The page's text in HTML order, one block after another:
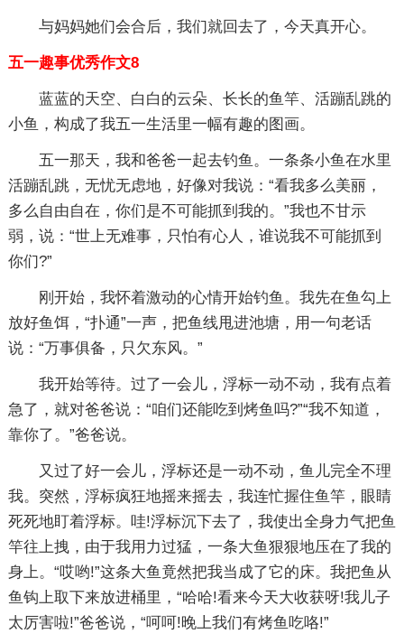
与妈妈她们会合后，我们就回去了，今天真开心。
五一趣事优秀作文8
蓝蓝的天空、白白的云朵、长长的鱼竿、活蹦乱跳的
小鱼，构成了我五一生活里一幅有趣的图画。
五一那天，我和爸爸一起去钓鱼。一条条小鱼在水里
活蹦乱跳，无忧无虑地，好像对我说：“看我多么美丽，
多么自由自在，你们是不可能抓到我的。”我也不甘示
弱，说：“世上无难事，只怕有心人，谁说我不可能抓到
你们?”
刚开始，我怀着激动的心情开始钓鱼。我先在鱼勾上
放好鱼饵，“扑通”一声，把鱼线甩进池塘，用一句老话
说：“万事俱备，只欠东风。”
我开始等待。过了一会儿，浮标一动不动，我有点着
急了，就对爸爸说：“咱们还能吃到烤鱼吗?”“我不知道，
靠你了。”爸爸说。
又过了好一会儿，浮标还是一动不动，鱼儿完全不理
我。突然，浮标疯狂地摇来摇去，我连忙握住鱼竿，眼睛
死死地盯着浮标。哇!浮标沉下去了，我使出全身力气把鱼
竿往上拽，由于我用力过猛，一条大鱼狠狠地压在了我的
身上。“哎哟!”这条大鱼竟然把我当成了它的床。我把鱼从
鱼钩上取下来放进桶里，“哈哈!看来今天大收获呀!我儿子
太厉害啦!”爸爸说，“呵呵!晚上我们有烤鱼吃咯!”